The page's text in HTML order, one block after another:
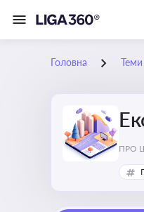
Головна Теми
ПРО